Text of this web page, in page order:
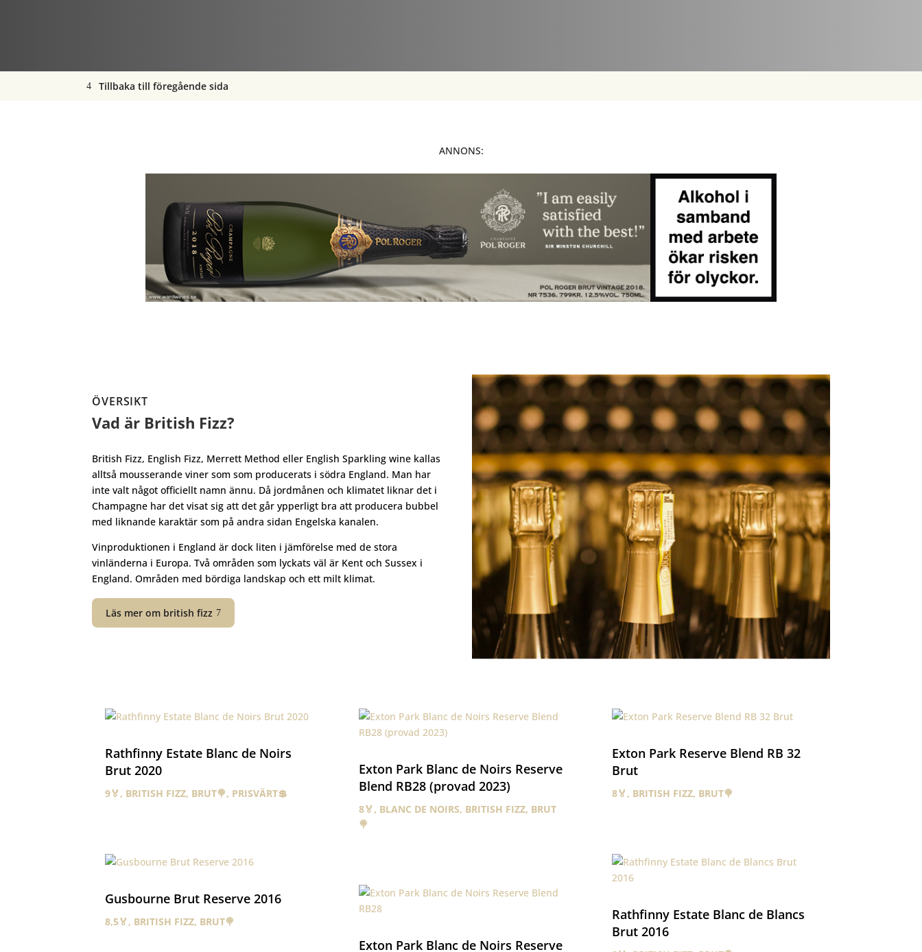
Tillbaka till föregående sida
ANNONS:
ÖVERSIKT
Vad är British Fizz?
British Fizz, English Fizz, Merrett Method eller English Sparkling wine kallas
alltså mousserande viner som som producerats i södra England. Man har
inte valt något officiellt namn ännu. Då jordmånen och klimatet liknar det i
Champagne har det visat sig att det går ypperligt bra att producera bubbel
med liknande karaktär som på andra sidan Engelska kanalen.
Vinproduktionen i England är dock liten i jämförelse med de stora
vinländerna i Europa. Två områden som lyckats väl är Kent och Sussex i
England. Områden med bördiga landskap och ett milt klimat.
Läs mer om british fizz
Rathfinny Estate Blanc de Noirs
Brut 2020
9🏅 , BRITISH FIZZ, BRUT🍭, PRISVÄRT💲
Gusbourne Brut Reserve 2016
8,5🏅 , BRITISH FIZZ, BRUT🍭
Exton Park Blanc de Noirs Reserve
Blend RB28 (provad 2023)
8🏅 , BLANC DE NOIRS, BRITISH FIZZ, BRUT
🍭
Exton Park Blanc de Noirs Reserve
Exton Park Reserve Blend RB 32
Brut
8🏅 , BRITISH FIZZ, BRUT🍭
Rathfinny Estate Blanc de Blancs
Brut 2016